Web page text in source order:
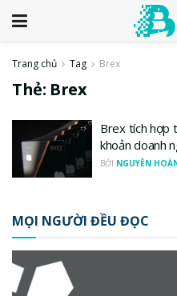
Trang chủ Tag Brex
Thẻ: Brex
Brex tích hợp
khoản doanh
BỞI NGUYỄN
MỌI NGƯỜI ĐỀU ĐỌC